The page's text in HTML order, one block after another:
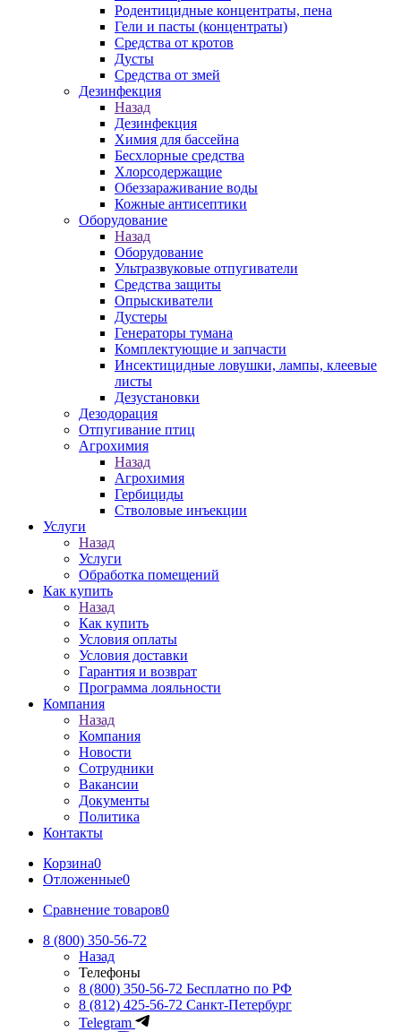
Родентицидные концентраты, пена
Гели и пасты (концентраты)
Средства от кротов
Дусты
Средства от змей
Дезинфекция
Назад
Дезинфекция
Химия для бассейна
Бесхлорные средства
Хлорсодержащие
Обеззараживание воды
Кожные антисептики
Оборудование
Назад
Оборудование
Ультразвуковые отпугиватели
Средства защиты
Опрыскиватели
Дустеры
Генераторы тумана
Комплектующие и запчасти
Инсектицидные ловушки, лампы, клеевые
листы
Дезустановки
Дезодорация
Отпугивание птиц
Агрохимия
Назад
Агрохимия
Гербициды
Стволовые инъекции
Услуги
Назад
Услуги
Обработка помещений
Как купить
Назад
Как купить
Условия оплаты
Условия доставки
Гарантия и возврат
Программа лояльности
Компания
Назад
Компания
Новости
Сотрудники
Вакансии
Документы
Политика
Контакты
Корзина0
Отложенные0
Сравнение товаров0
8 (800) 350-56-72
Назад
Телефоны
8 (800) 350-56-72 Бесплатно по РФ
8 (812) 425-56-72 Санкт-Петербург
Telegram